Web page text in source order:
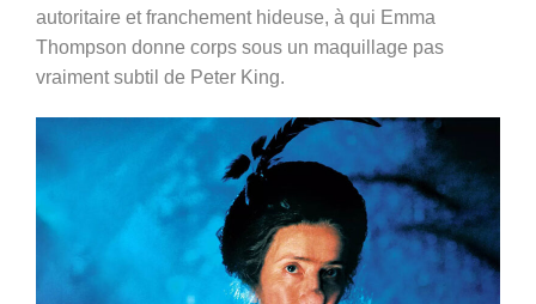
autoritaire et franchement hideuse, à qui Emma
Thompson donne corps sous un maquillage pas
vraiment subtil de Peter King.